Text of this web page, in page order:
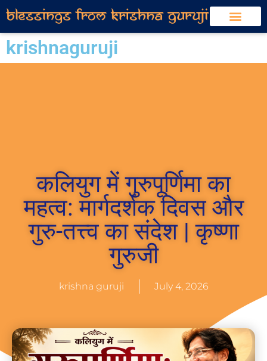
krishnaguruji
कलियुग में गुरुपूर्णिमा का
महत्व: मार्गदर्शक दिवस और
गुरु-तत्त्व का संदेश | कृष्णा
गुरुजी
krishna guruji July 4, 2026